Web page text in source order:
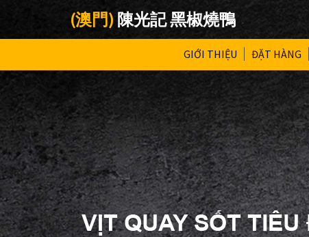
(澳門) 陳光記 黑椒燒鴨
ĐẶT HÀNG
GIỚI THIỆU